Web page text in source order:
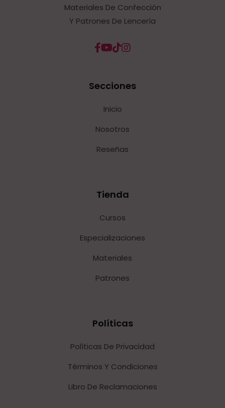
Materiales De Confección
Y Patrones De Lencería
Secciones
Inicio
Nosotros
Reseñas
Tienda
Cursos
Especializaciones
Materiales
Patrones
Políticas
Políticas De Privacidad
Términos Y Condiciones
Libro De Reclamaciones